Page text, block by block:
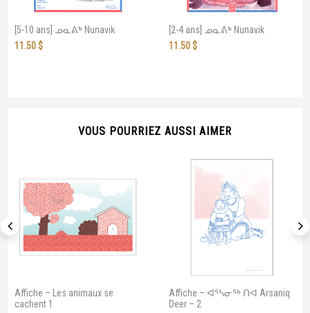
[5-10 ans] ᓄᓇᕕᒃ Nunavik
11.50$
[2-4 ans] ᓄᓇᕕᒃ Nunavik
11.50$
VOUS POURRIEZ AUSSI AIMER
Affiche – Les animaux se
cachent 1
Affiche – ᐊᕐᓴᓂᖅ ᑎᐊ Arsaniq
Deer – 2